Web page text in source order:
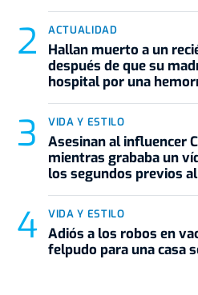
ACTUALIDAD
Hallan muerto a un
después de que su
hospital por una
VIDA Y ESTILO
Asesinan al influencer
mientras grababa un
los segundos previos
VIDA Y ESTILO
Adiós a los robos en
felpudo para una casa